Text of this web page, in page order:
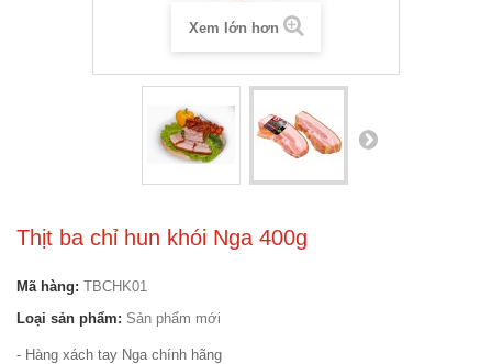
Xem lớn hơn
Thịt ba chỉ hun khói Nga 400g
Mã hàng: TBCHK01
Loại sản phẩm: Sản phẩm mới
- Hàng xách tay Nga chính hãng